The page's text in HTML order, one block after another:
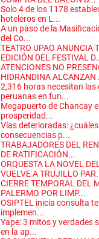
Solo 4 de los 1178
hoteleros en L...
A un paso de la
del Co...
TEATRO UPAO ANUNCIA
EDICIÓN DEL FESTIVAL
ATENCIONES NO
HIDRANDINA ALCANZAN
2,316 horas necesitan las
peruanas en fun...
Megapuerto de Chancay
prosperidad...
Vías deterioradas:
consecuencias p...
TRABAJADORES DEL
DE RATIFICACIÓN...
ORQUESTA LA NOVEL
VUELVE A TRUJILLO
CIERRE TEMPORAL DEL
PALERMO POR LIMP...
OSIPTEL inicia consulta
implemen...
Yape: 3 mitos y verdades
en la ap...